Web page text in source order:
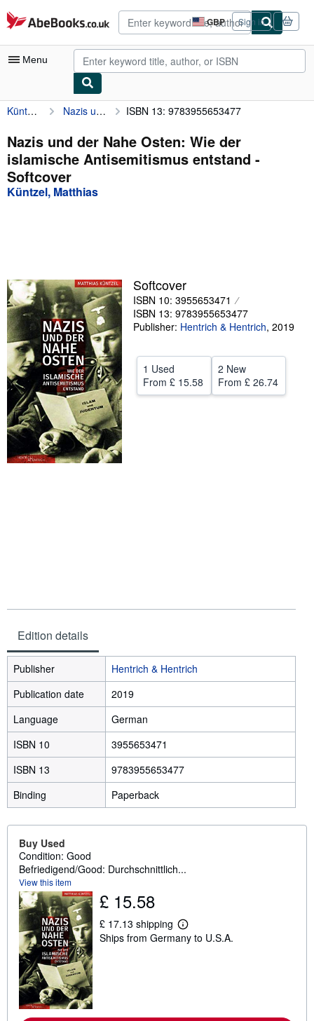
Skip to main content
AbeBooks.co.uk GBP
Site
shopping
preferences
Sign in
Menu
My Account
My Purchases
Advanced Search
Browse Collections
Sellers
Start Selling
Help
CLOSE
Küntzel, Matthias Nazis und der Nahe Osten: Wie der islamische Antisemitismus entstand ISBN 13: 9783955653477
Nazis und der Nahe Osten: Wie der
islamische Antisemitismus entstand -
Softcover
Küntzel, Matthias
Softcover
ISBN 10: 3955653471
ISBN 13: 9783955653477
Publisher: Hentrich & Hentrich, 2019
1 Used
From £ 15.58
2 New
From £ 26.74
Edition details
Publisher
Hentrich & Hentrich
Publication date
2019
Language
German
ISBN 10
3955653471
ISBN 13
9783955653477
Binding
Paperback
Buy Used
Condition: Good
Befriedigend/Good: Durchschnittlich...
View this item
£ 15.58
£ 17.13 shipping
L
e
Ships from Germany to U.S.A.